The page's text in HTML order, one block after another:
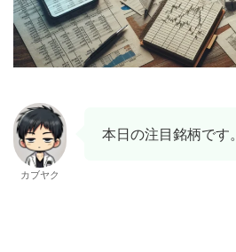
カブヤク
本日の注目銘柄です。